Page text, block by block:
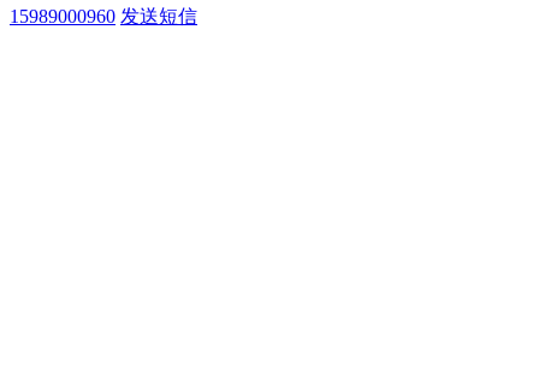
15989000960 发送短信